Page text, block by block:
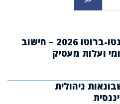
מחשבון שכר נטו-ברוטו 2026 – חישוב
ועלות מעסיק
ניהולית